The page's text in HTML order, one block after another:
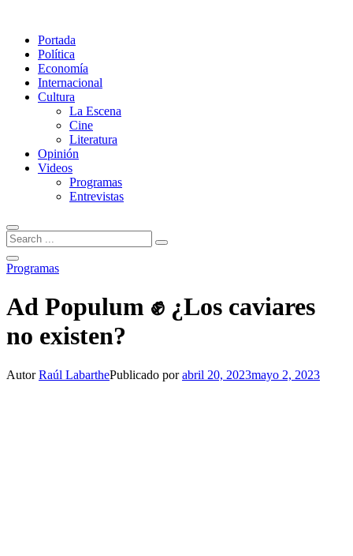
Portada
Política
Economía
Internacional
Cultura
La Escena
Cine
Literatura
Opinión
Videos
Programas
Entrevistas
Programas
Ad Populum ✊ ¿Los caviares
no existen?
AutorRaúl LabarthePublicado porabril 20, 2023mayo 2, 2023